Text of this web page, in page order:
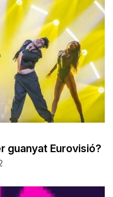
guanyat Eurovisió?